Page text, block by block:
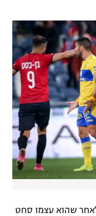
לאחר שהוא עצמו סחט